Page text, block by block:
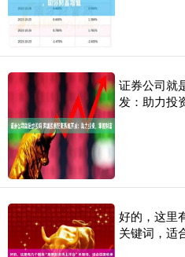
证券公司就
发：助力投
好的，这里
关键词，适